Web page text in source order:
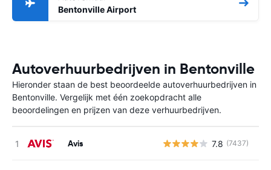
Bentonville Airport
Autoverhuurbedrijven in Bentonville
Hieronder staan de best beoordeelde autoverhuurbedrijven in
Bentonville. Vergelijk met één zoekopdracht alle
beoordelingen en prijzen van deze verhuurbedrijven.
Avis 7.8 (7437)